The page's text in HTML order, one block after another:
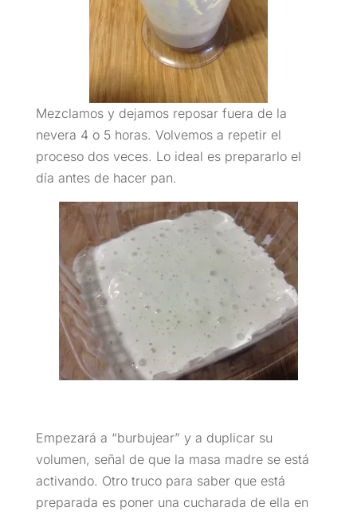
Mezclamos y dejamos reposar fuera de la
nevera 4 o 5 horas. Volvemos a repetir el
proceso dos veces. Lo ideal es prepararlo el
día antes de hacer pan.
Empezará a “burbujear” y a duplicar su
volumen, señal de que la masa madre se está
activando. Otro truco para saber que está
preparada es poner una cucharada de ella en